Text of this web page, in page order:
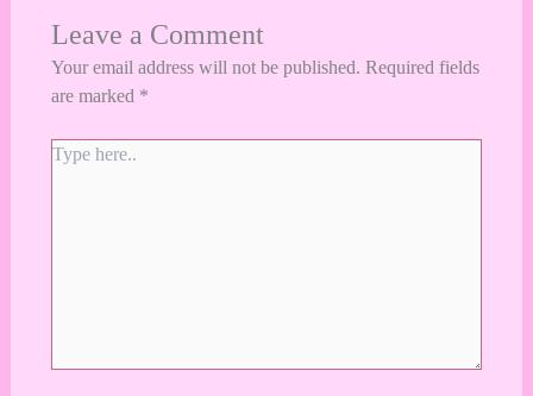
Leave a Comment
Your email address will not be published. Required fields
are marked *
Type